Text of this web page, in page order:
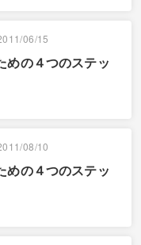
06/15
めの４つのステッ
08/10
めの４つのステッ